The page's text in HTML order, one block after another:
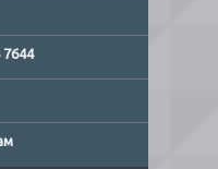
7644